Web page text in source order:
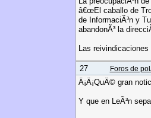
â€œEl caballo de
de InformaciÃ³n y
abandonÃ³ la
Las
27 Foros de
Â¡Â¡QuÃ© gran
Y que en LeÃ³n